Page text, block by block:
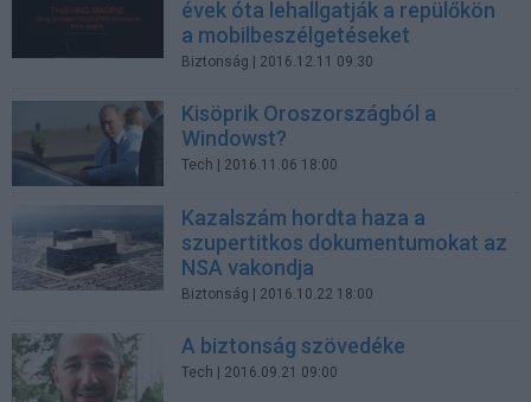
évek óta lehallgatják a repülőkön
a mobilbeszélgetéseket
Biztonság | 2016.12.11 09:30
Kisöprik Oroszországból a
Windowst?
Tech | 2016.11.06 18:00
Kazalszám hordta haza a
szupertitkos dokumentumokat az
NSA vakondja
Biztonság | 2016.10.22 18:00
A biztonság szövedéke
Tech | 2016.09.21 09:00